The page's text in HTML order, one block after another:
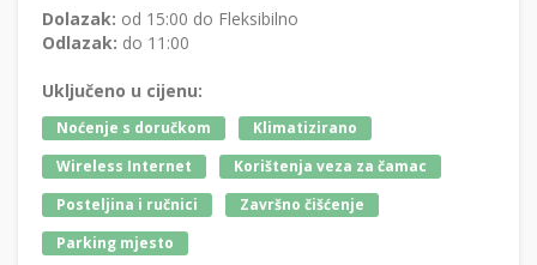
Dolazak: od 15:00 do Fleksibilno
Odlazak: do 11:00
Uključeno u cijenu:
Noćenje s doručkom
Klimatizirano
Wireless Internet
Korištenja veza za čamac
Posteljina i ručnici
Završno čišćenje
Parking mjesto